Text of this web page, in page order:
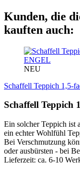
Kunden, die
kauften auch:
ENGEL
NEU
Schaffell Teppich 1,5-
Schaffell Teppich
Ein solcher Teppich ist
ein echter Wohlfühl
Bei Verschmutzung
oder ausbürsten - bei
Lieferzeit: ca. 6-10